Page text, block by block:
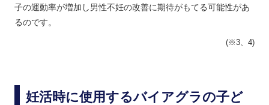
子の運動率が増加し男性不妊の改善に期待がもてる可能性があ
るのです。
(※3、4)
妊活時に使用するバイアグラの子ど